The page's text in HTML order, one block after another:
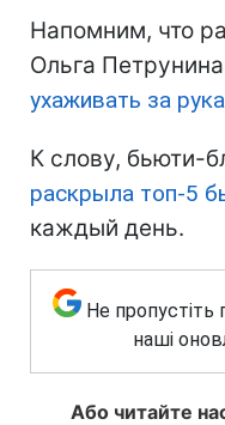
Напомним, что
Ольга Петрунина
ухаживать за
К слову, бьюти-
раскрыла топ-5
каждый день.
Не пропустіть
наші
Або читайте